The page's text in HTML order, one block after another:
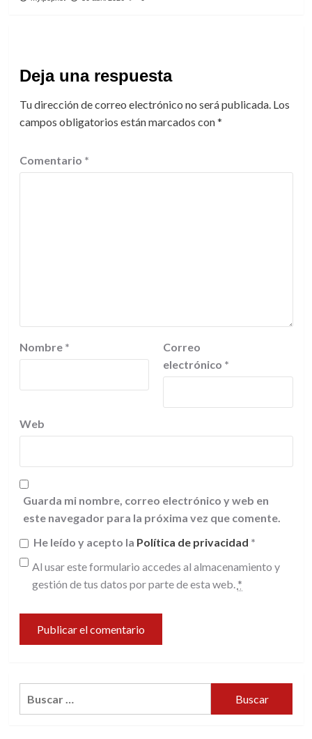
Deja una respuesta
Tu dirección de correo electrónico no será publicada. Los
campos obligatorios están marcados con*
Comentario *
Nombre *
Correo
electrónico *
Web
Guarda mi nombre, correo electrónico y web en
este navegador para la próxima vez que comente.
He leído y acepto la Política de privacidad *
Al usar este formulario accedes al almacenamiento y
gestión de tus datos por parte de esta web. *